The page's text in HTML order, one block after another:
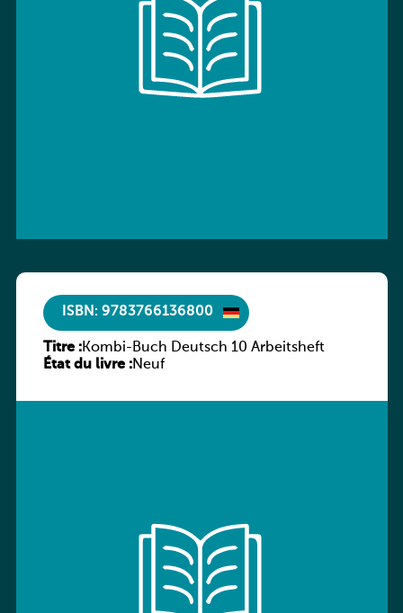
ISBN: 9783766136800
Titre :Kombi-Buch Deutsch 10 Arbeitsheft
État du livre :Neuf